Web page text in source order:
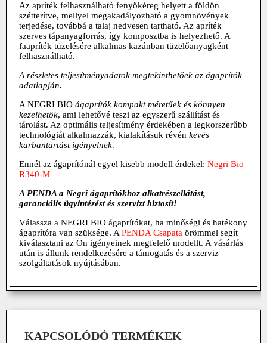
Az apríték felhasználható fenyőkéreg helyett a földön
szétterítve, mellyel megakadályozható a gyomnövények
terjedése, továbbá a talaj nedvesen tartható. Az apríték
szerves tápanyagforrás, így komposztba is helyezhető. A
faapríték tüzelésére alkalmas kazánban tüzelőanyagként
felhasználható.
A részletes teljesítményadatok megtekinthetőek az ágaprítók
adatlapján.
A NEGRI BIO ágaprítók kompakt méretűek és könnyen
kezelhetők, ami lehetővé teszi az egyszerű szállítást és
tárolást. Az optimális teljesítmény érdekében a legkorszerűbb
technológiát alkalmazzák, kialakításuk révén kevés
karbantartást igényelnek.
Ennél az ágaprítónál egyel kisebb modell érdekel: Negri Bio
R340-M
A PENDA a Negri ágaprítókhoz alkatrészellátást,
garanciális ügyintézést és szervizt biztosít!
Válassza a NEGRI BIO ágaprítókat, ha minőségi és hatékony
ágaprítóra van szüksége. APENDA Csapata örömmel segít
kiválasztani az Ön igényeinek megfelelő modellt. A vásárlás
után is állunk rendelkezésére a támogatás és a szerviz
szolgáltatások nyújtásában.
KAPCSOLÓDÓ TERMÉKEK